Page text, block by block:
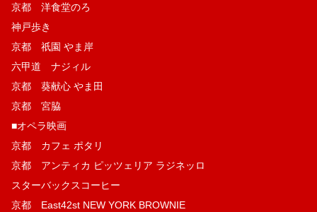
京都 洋食堂のろ
神戸歩き
京都 祇園 やま岸
六甲道 ナジィル
京都 葵献心 やま田
京都 宮脇
■オペラ映画
京都 カフェ ポタリ
京都 アンティカ ピッツェリア ラジネッロ
スターバックスコーヒー
京都 East42st NEW YORK BROWNIE